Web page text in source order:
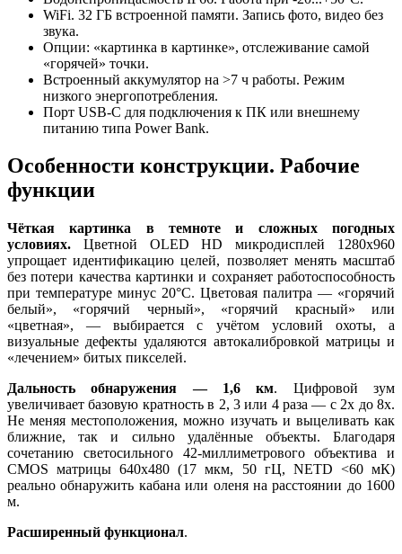
WiFi. 32 ГБ встроенной памяти. Запись фото, видео без
звука.
Опции: «картинка в картинке», отслеживание самой
«горячей» точки.
Встроенный аккумулятор на >7 ч работы. Режим
низкого энергопотребления.
Порт USB-C для подключения к ПК или внешнему
питанию типа Power Bank.
Особенности конструкции. Рабочие
функции
Чёткая картинка в темноте и сложных погодных
условиях. Цветной OLED HD микродисплей 1280x960
упрощает идентификацию целей, позволяет менять масштаб
без потери качества картинки и сохраняет работоспособность
при температуре минус 20°C. Цветовая палитра — «горячий
белый», «горячий черный», «горячий красный» или
«цветная», — выбирается с учётом условий охоты, а
визуальные дефекты удаляются автокалибровкой матрицы и
«лечением» битых пикселей.
Дальность обнаружения — 1,6 км. Цифровой зум
увеличивает базовую кратность в 2, 3 или 4 раза — с 2x до 8x.
Не меняя местоположения, можно изучать и выцеливать как
ближние, так и сильно удалённые объекты. Благодаря
сочетанию светосильного 42-миллиметрового объектива и
CMOS матрицы 640x480 (17 мкм, 50 гЦ, NETD <60 мК)
реально обнаружить кабана или оленя на расстоянии до 1600
м.
Расширенный функционал.